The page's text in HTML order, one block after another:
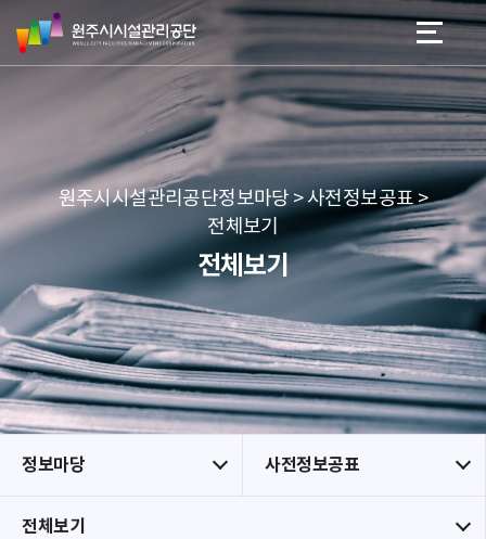
네
본문 바로가기
메뉴 바로가기
원
주
시
리
공
단
원주시시설관리공단정보마당 > 사전정보공표 >
전체보기
전체보기
정보마당 사전정보공표
전체보기